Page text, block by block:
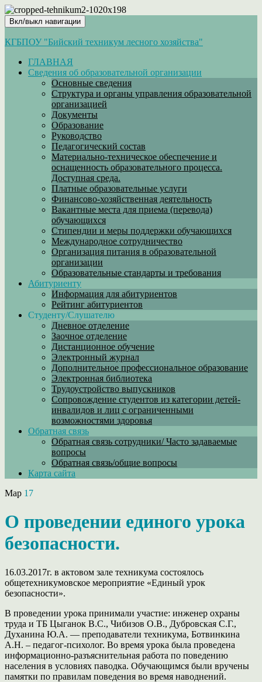
Вкл/выкл навигации
КГБПОУ "Бийский техникум лесного хозяйства"
ГЛАВНАЯ
Сведения об образовательной организации
Основные сведения
Структура и органы управления образовательной
организацией
Документы
Образование
Руководство
Педагогический состав
Материально-техническое обеспечение и
оснащенность образовательного процесса.
Доступная среда.
Платные образовательные услуги
Финансово-хозяйственная деятельность
Вакантные места для приема (перевода)
обучающихся
Стипендии и меры поддержки обучающихся
Международное сотрудничество
Организация питания в образовательной
организации
Образовательные стандарты и требования
Абитуриенту
Информация для абитуриентов
Рейтинг абитуриентов
Студенту/Слушателю
Дневное отделение
Заочное отделение
Дистанционное обучение
Электронный журнал
Дополнительное профессиональное образование
Электронная библиотека
Трудоустройство выпускников
Сопровождение студентов из категории детей-
инвалидов и лиц с ограниченными
возможностями здоровья
Обратная связь
Обратная связь сотрудники/ Часто задаваемые
вопросы
Обратная связь/общие вопросы
Карта сайта
Мар 17
О проведении единого урока
безопасности.
16.03.2017г. в актовом зале техникума состоялось
общетехникумовское мероприятие «Единый урок
безопасности».
В проведении урока принимали участие: инженер охраны
труда и ТБ Цыганок В.С., Чибизов О.В., Дубровская С.Г.,
Духанина Ю.А. — преподаватели техникума, Ботвинкина
А.Н. – педагог-психолог. Во время урока была проведена
информационно-разъяснительная работа по поведению
населения в условиях паводка. Обучающимся были вручены
памятки по правилам поведения во время наводнений.